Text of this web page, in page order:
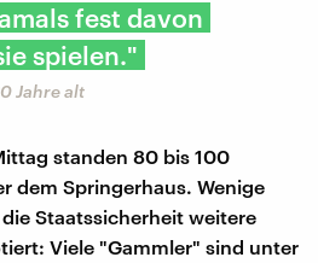
fest davon
spielen."
Jahre alt
standen 80 bis 100
dem Springerhaus. Wenige
Staatssicherheit weitere
Viele "Gammler" sind unter